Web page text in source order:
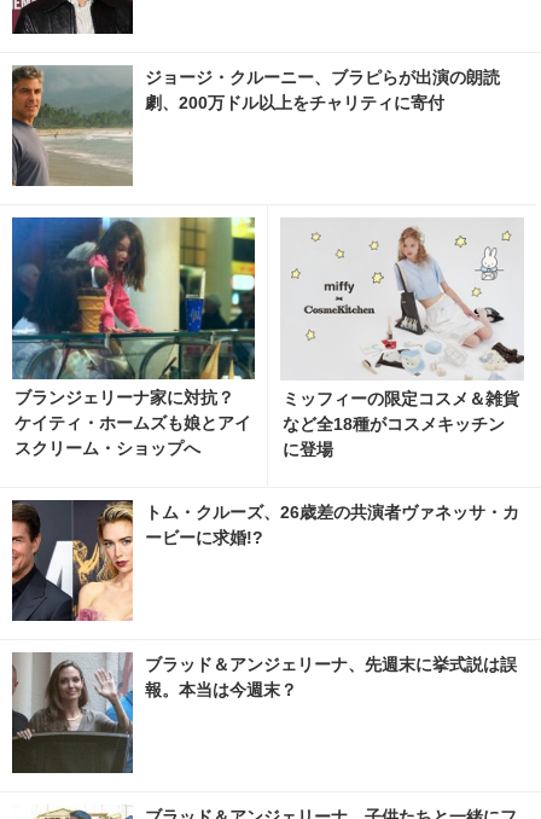
ジョージ・クルーニー、ブラピらが出演の朗読
劇、200万ドル以上をチャリティに寄付
ブランジェリーナ家に対抗？
ケイティ・ホームズも娘とアイ
スクリーム・ショップへ
ミッフィーの限定コスメ＆雑貨
など全18種がコスメキッチン
に登場
トム・クルーズ、26歳差の共演者ヴァネッサ・カ
ービーに求婚!?
ブラッド＆アンジェリーナ、先週末に挙式説は誤
報。本当は今週末？